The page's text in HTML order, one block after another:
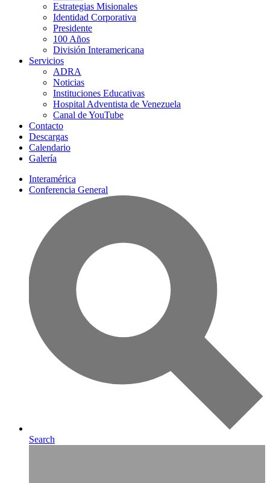
Estrategias Misionales
Identidad Corporativa
Presidente
100 Años
División Interamericana
Servicios
ADRA
Noticias
Instituciones Educativas
Hospital Adventista de Venezuela
Canal de YouTube
Contacto
Descargas
Calendario
Galería
Interamérica
Conferencia General
Search